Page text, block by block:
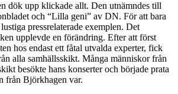
dök upp klickade allt. Den utnämndes till
och “Lilla geni” av DN. För att bara
pressrelaterade exemplen. Det
upplevde en förändring. Efter att först
hos endast ett fåtal utvalda experter, fick
alla samhällsskikt. Många människor från
besökte hans konserter och började prata
från Björkhagen var.